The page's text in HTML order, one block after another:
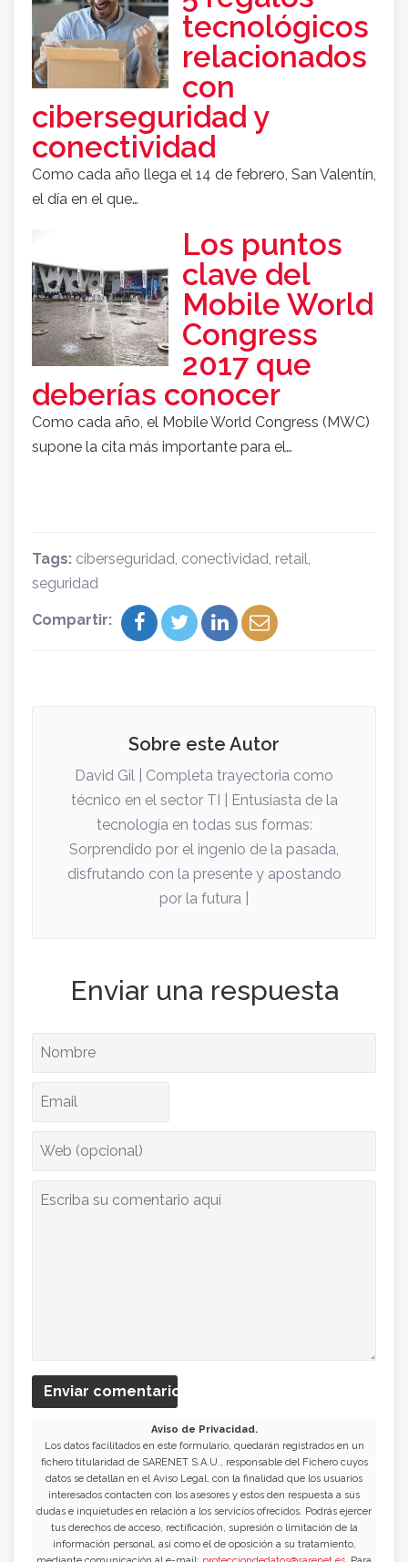
tecnológicos
relacionados
con
ciberseguridad y
conectividad
Como cada año llega el 14 de febrero, San Valentín,
el día en el que…
Los puntos
clave del
Mobile World
Congress
2017 que
deberías conocer
Como cada año, el Mobile World Congress (MWC)
supone la cita más importante para el…
Tags: ciberseguridad, conectividad, retail,
seguridad
Compartir:
Sobre este Autor
David Gil | Completa trayectoria como
técnico en el sector TI | Entusiasta de la
tecnología en todas sus formas:
Sorprendido por el ingenio de la pasada,
disfrutando con la presente y apostando
por la futura |
Enviar una respuesta
Enviar comentario
Aviso de Privacidad.
Los datos facilitados en este formulario, quedarán registrados en un
fichero titularidad de SARENET S.A.U., responsable del Fichero cuyos
datos se detallan en el Aviso Legal, con la finalidad que los usuarios
interesados contacten con los asesores y estos den respuesta a sus
dudas e inquietudes en relación a los servicios ofrecidos. Podrás ejercer
tus derechos de acceso, rectificación, supresión o limitación de la
información personal, así como el de oposición a su tratamiento,